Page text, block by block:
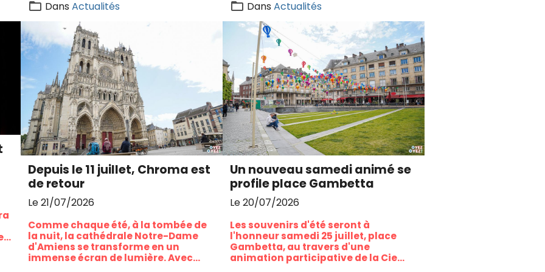
Dans Actualités
Depuis le 11 juillet, Chroma est
de retour
Le 21/07/2026
Comme chaque été, à la tombée de
la nuit, la cathédrale Notre-Dame
d'Amiens se transforme en un
immense écran de lumière. Avec
Dans Actualités
Un nouveau samedi animé se
profile place Gambetta
Le 20/07/2026
Les souvenirs d'été seront à
l'honneur samedi 25 juillet, place
Gambetta, au travers d'une
animation participative de la Cie